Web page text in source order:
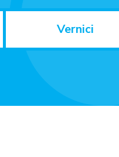
Vernici